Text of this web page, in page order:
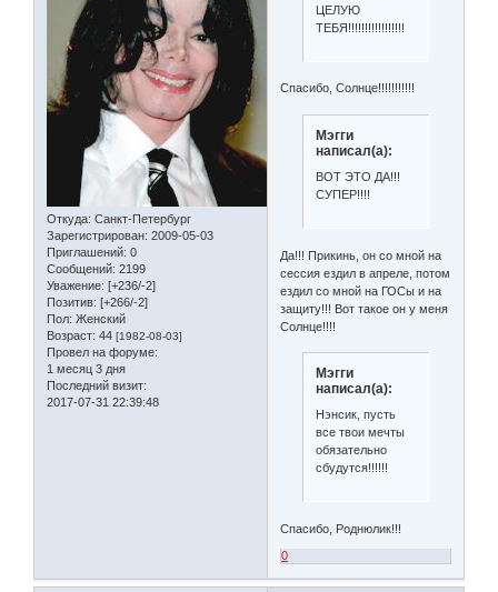
Откуда: Санкт-Петербург
Зарегистрирован: 2009-05-03
Приглашений: 0
Сообщений: 2199
Уважение: [+236/-2]
Позитив: [+266/-2]
Пол: Женский
Возраст: 44 [1982-08-03]
Провел на форуме:
1 месяц 3 дня
Последний визит:
2017-07-31 22:39:48
ЦЕЛУЮ
ТЕБЯ!!!!!!!!!!!!!!!!!
Спасибо, Солнце!!!!!!!!!!!
Мэгги
написал(а):
ВОТ ЭТО ДА!!!
СУПЕР!!!!
Да!!! Прикинь, он со мной на
сессия ездил в апреле, потом
ездил со мной на ГОСы и на
защиту!!! Вот такое он у меня
Солнце!!!!
Мэгги
написал(а):
Нэнсик, пусть
все твои мечты
обязательно
сбудутся!!!!!!
Спасибо, Роднюлик!!!
0